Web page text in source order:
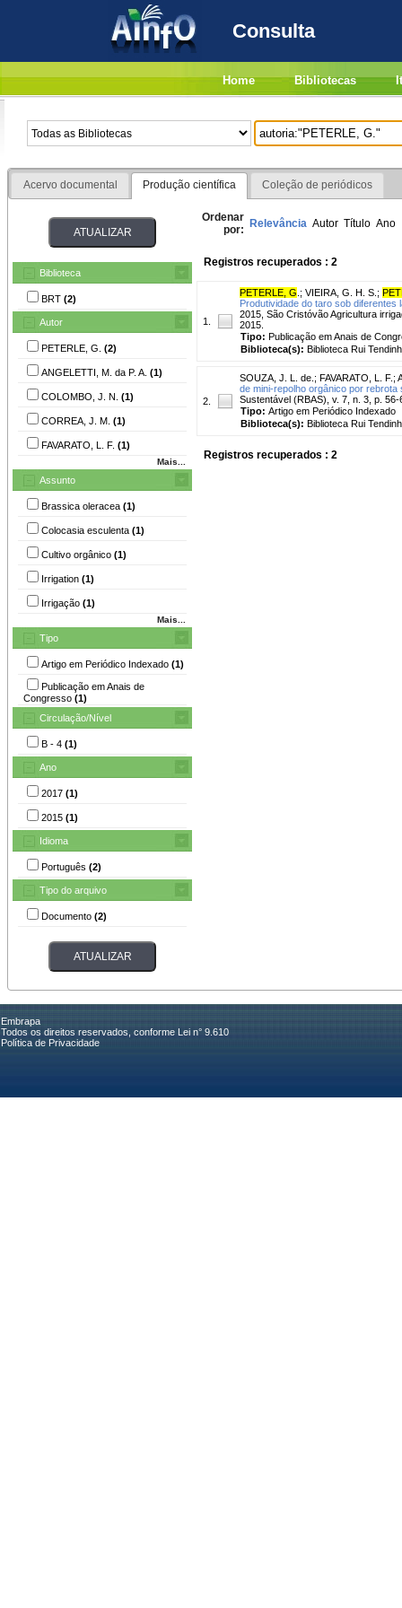
Consulta
Home Bibliotecas
Acervo documental Produção científica Coleção de periódicos
Biblioteca
BRT (2)
Autor
PETERLE, G. (2)
ANGELETTI, M. da P. A. (1)
COLOMBO, J. N. (1)
CORREA, J. M. (1)
FAVARATO, L. F. (1)
Mais...
Assunto
Brassica oleracea (1)
Colocasia esculenta (1)
Cultivo orgânico (1)
Irrigation (1)
Irrigação (1)
Mais...
Tipo
Artigo em Periódico Indexado (1)
Publicação em Anais de
Congresso (1)
Circulação/Nível
B - 4 (1)
Ano
2017 (1)
2015 (1)
Idioma
Português (2)
Tipo do arquivo
Documento (2)
Ordenar
por: Relevância Autor Título Ano
Registros recuperados : 2
1.
PETERLE, G ; VIEIRA, G. H. S. ;
Produtividade do taro sob diferentes
2015, São Cristóvão Agricultura
2015.
Tipo: Publicação em Anais de
Biblioteca(s): Biblioteca Rui
2.
SOUZA, J. L. de. ; FAVARATO, L. F. ;
de mini-repolho orgânico por
Sustentável (RBAS), v. 7, n. 3, p.
Tipo: Artigo em Periódico Indexado
Biblioteca(s): Biblioteca Rui
Registros recuperados : 2
Embrapa
Todos os direitos reservados, conforme Lei n° 9.610
Política de Privacidade